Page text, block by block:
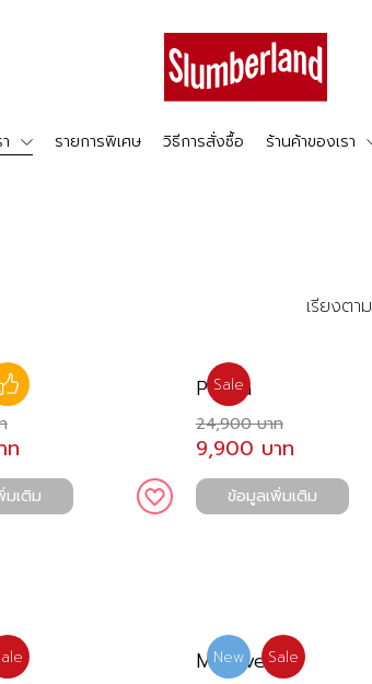
รายการพิเศษ วิธีการสั่งซื้อ ร้านค้าของเรา
เรียงตาม
ท
มเติม
Sale
Presia
24,900 บาท
9,900 บาท
ข้อมูลเพิ่มเติม
New Sale
Maldives